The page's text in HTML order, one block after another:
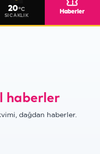
20°C
SICAKLIK
Haberler
haberler
dağdan haberler.